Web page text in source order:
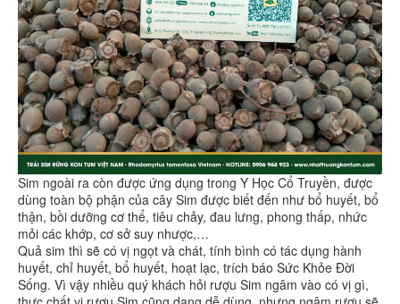
Sim ngoài ra còn được ứng dụng trong Y Học Cổ Truyền, được
dùng toàn bộ phận của cây Sim được biết đến như bổ huyết, bổ
thận, bồi dưỡng cơ thể, tiêu chảy, đau lưng, phong thấp, nhức
mỏi các khớp, cơ sở suy nhược,…
Quả sim thì sẽ có vị ngọt và chát, tính bình có tác dụng hành
huyết, chỉ huyết, bổ huyết, hoạt lạc, trích báo Sức Khỏe Đời
Sống. Vì vậy nhiều quý khách hỏi rượu Sim ngâm vào có vị gì,